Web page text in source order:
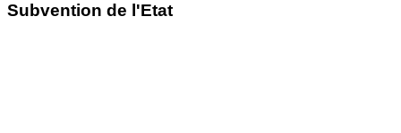
Subvention de l'Etat